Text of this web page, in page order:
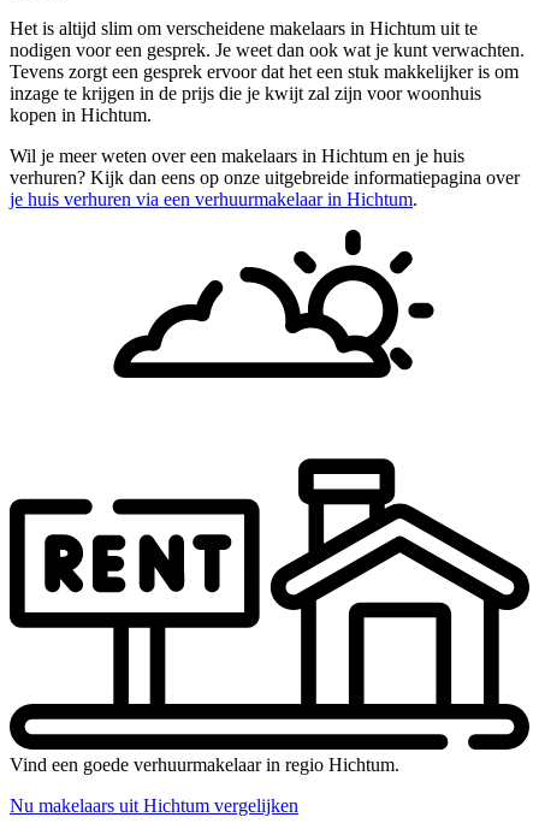
Het is altijd slim om verscheidene makelaars in Hichtum uit te
nodigen voor een gesprek. Je weet dan ook wat je kunt verwachten.
Tevens zorgt een gesprek ervoor dat het een stuk makkelijker is om
inzage te krijgen in de prijs die je kwijt zal zijn voor woonhuis
kopen in Hichtum.
Wil je meer weten over een makelaars in Hichtum en je huis
verhuren? Kijk dan eens op onze uitgebreide informatiepagina over
je huis verhuren via een verhuurmakelaar in Hichtum.
Vind een goede verhuurmakelaar in regio Hichtum.
Nu makelaars uit Hichtum vergelijken